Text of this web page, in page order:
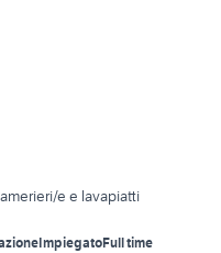
e e lavapiatti
ImpiegatoFull time